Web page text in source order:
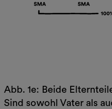
Abb. 1e: Beide
Sind sowohl Vater als